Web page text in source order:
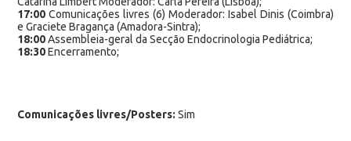
17:00Comunicações livres (6) Moderador: Isabel Dinis (Coimbra)
e Graciete Bragança (Amadora-Sintra);
18:00Assembleia-geral da Secção Endocrinologia Pediátrica;
18:30Encerramento;
Comunicações livres/Posters: Sim